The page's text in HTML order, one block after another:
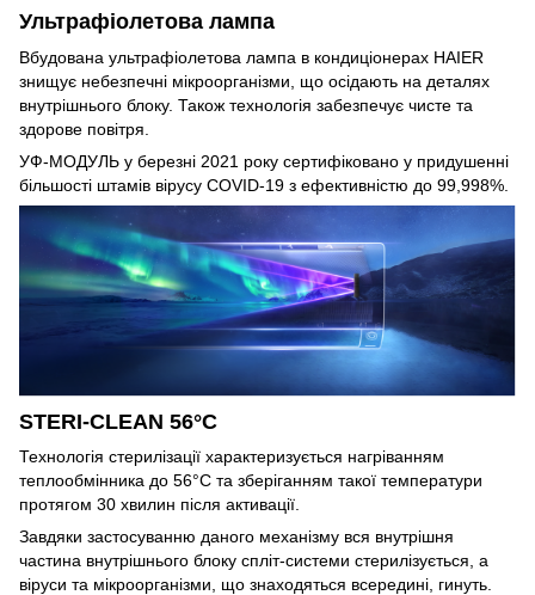
Ультрафіолетова лампа
Вбудована ультрафіолетова лампа в кондиціонерах HAIER
знищує небезпечні мікроорганізми, що осідають на деталях
внутрішнього блоку. Також технологія забезпечує чисте та
здорове повітря.
УФ-МОДУЛЬ у березні 2021 року сертифіковано у придушенні
більшості штамів вірусу COVID-19 з ефективністю до 99,998%.
STERI-CLEAN 56°C
Технологія стерилізації характеризується нагріванням
теплообмінника до 56°С та зберіганням такої температури
протягом 30 хвилин після активації.
Завдяки застосуванню даного механізму вся внутрішня
частина внутрішнього блоку спліт-системи стерилізується, а
віруси та мікроорганізми, що знаходяться всередині, гинуть.